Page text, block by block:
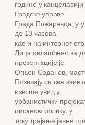
године у
Градске управе
Града Пожаревца, у
до 13 часова,
као и на интернет
Лицe овлашћенo за
презентације је
Огњен Срданов,
Позивају се сва
изврше увид у
урбанистички
писаном облику, у
току трајања јавне